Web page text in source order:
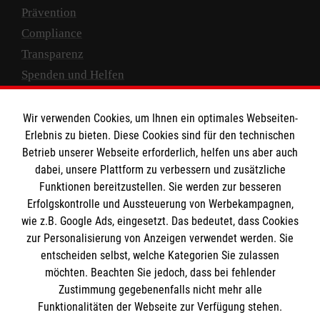
Prävention
Compliance
Transparenz
Spenden und Helfen
Empfänger: Malteser Hilfsdienst e.V.
IBAN: DE10 3706 0120 1201 2000 12
BIC: GENODED 1PA7
Wir verwenden Cookies, um Ihnen ein optimales Webseiten-
Erlebnis zu bieten. Diese Cookies sind für den technischen
Betrieb unserer Webseite erforderlich, helfen uns aber auch
dabei, unsere Plattform zu verbessern und zusätzliche
Funktionen bereitzustellen. Sie werden zur besseren
Erfolgskontrolle und Aussteuerung von Werbekampagnen,
wie z.B. Google Ads, eingesetzt. Das bedeutet, dass Cookies
zur Personalisierung von Anzeigen verwendet werden. Sie
entscheiden selbst, welche Kategorien Sie zulassen
möchten. Beachten Sie jedoch, dass bei fehlender
Zustimmung gegebenenfalls nicht mehr alle
Funktionalitäten der Webseite zur Verfügung stehen.